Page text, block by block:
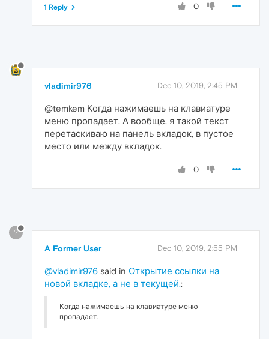
0
1 Reply
vladimir976 Dec 10, 2019, 2:45 PM
@temkem Когда нажимаешь на клавиатуре
меню пропадает. А вообще, я такой текст
перетаскиваю на панель вкладок, в пустое
место или между вкладок.
0
?
A Former User Dec 10, 2019, 2:55 PM
@vladimir976 said in Открытие ссылки на
новой вкладке, а не в текущей.:
Когда нажимаешь на клавиатуре меню
пропадает.